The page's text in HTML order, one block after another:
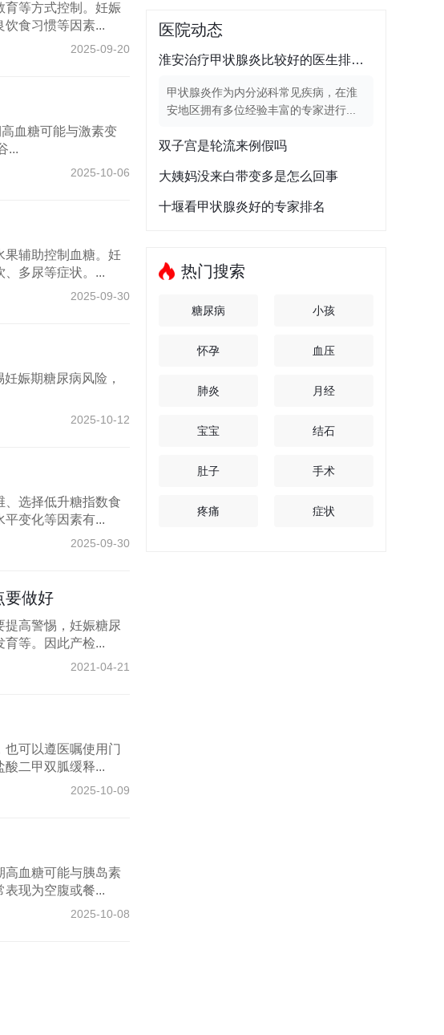
育等方式控制。妊娠
食习惯等因素...
2025-09-20
血糖可能与激素变
...
2025-10-06
果辅助控制血糖。妊
多尿等症状。...
2025-09-30
娠期糖尿病风险，
2025-10-12
、选择低升糖指数食
变化等因素有...
2025-09-30
要做好
高警惕，妊娠糖尿
等。因此产检...
2021-04-21
可以遵医嘱使用门
二甲双胍缓释...
2025-10-09
高血糖可能与胰岛素
现为空腹或餐...
2025-10-08
医院动态
淮安治疗甲状腺炎比较好的医生排行榜
甲状腺炎作为内分泌科常见疾病，在淮
安地区拥有多位经验丰富的专家进行...
双子宫是轮流来例假吗
大姨妈没来白带变多是怎么回事
十堰看甲状腺炎好的专家排名
热门搜索
糖尿病 小孩
怀孕 血压
肺炎 月经
宝宝 结石
肚子 手术
疼痛 症状